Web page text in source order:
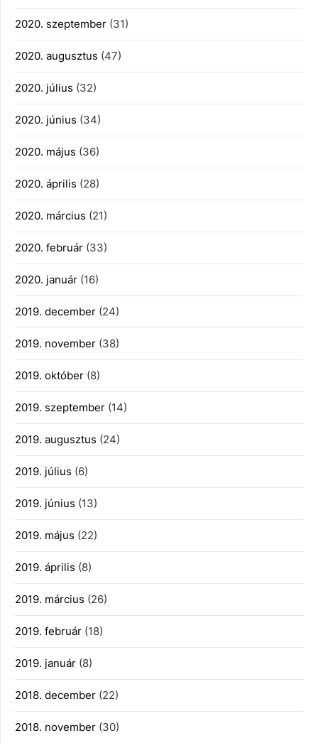
2020. szeptember (31)
2020. augusztus (47)
2020. július (32)
2020. június (34)
2020. május (36)
2020. április (28)
2020. március (21)
2020. február (33)
2020. január (16)
2019. december (24)
2019. november (38)
2019. október (8)
2019. szeptember (14)
2019. augusztus (24)
2019. július (6)
2019. június (13)
2019. május (22)
2019. április (8)
2019. március (26)
2019. február (18)
2019. január (8)
2018. december (22)
2018. november (30)